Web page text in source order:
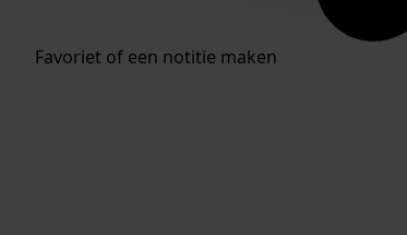
Favoriet of een notitie maken